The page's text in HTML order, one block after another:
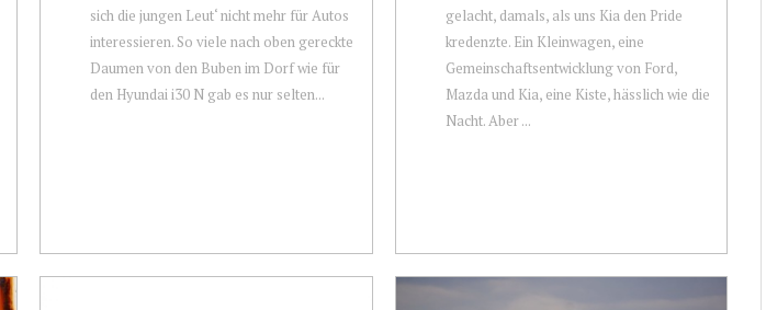
sich die jungen Leut‘ nicht mehr für Autos
interessieren. So viele nach oben gereckte
Daumen von den Buben im Dorf wie für
den Hyundai i30 N gab es nur selten...
gelacht, damals, als uns Kia den Pride
kredenzte. Ein Kleinwagen, eine
Gemeinschaftsentwicklung von Ford,
Mazda und Kia, eine Kiste, hässlich wie die
Nacht. Aber ...